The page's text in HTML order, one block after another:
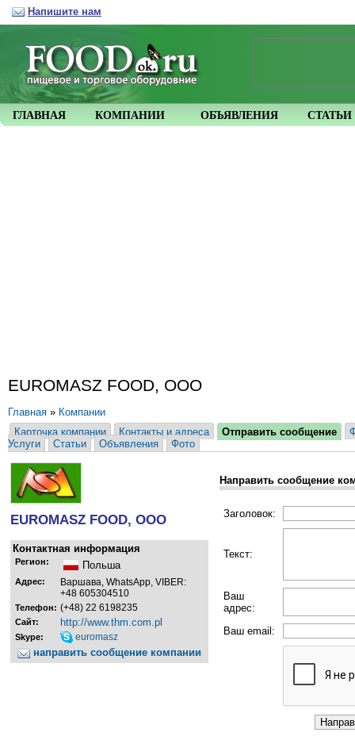
EUROMASZ FOOD, ООО
Главная » Компании
Карточка компании
Контакты и адреса Отправить сообщение
Услуги
Статьи Объявления Фото
EUROMASZ FOOD, ООО
Контактная информация
Регион: Польша
Адрес:
Варшава, WhatsApp, VIBER:
+48 605304510
Телефон: (+48) 22 6198235
Сайт: http://www.thm.com.pl
Skype: euromasz
направить сообщение компании
Направить сообщение
Заголовок:
Текст:
Ваш
адрес:
Ваш email:
ГЛАВНАЯ КОМПАНИИ ОБЪЯВЛЕНИЯ СТАТЬИ
Напишите нам